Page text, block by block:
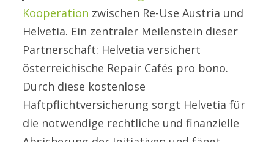
Kooperation zwischen Re-Use Austria und
Helvetia. Ein zentraler Meilenstein dieser
Partnerschaft: Helvetia versichert
österreichische Repair Cafés pro bono.
Durch diese kostenlose
Haftpflichtversicherung sorgt Helvetia für
die notwendige rechtliche und finanzielle